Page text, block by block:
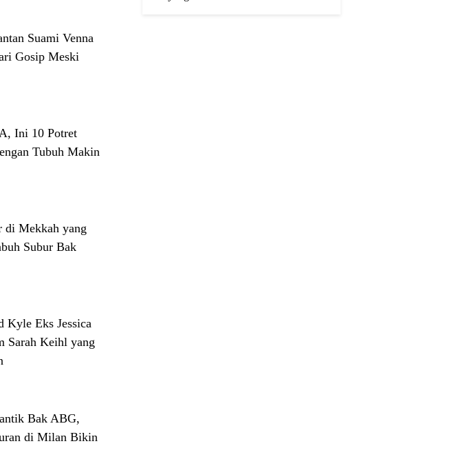
Suami Venna
Gosip Meski
Ini 10 Potret
Tubuh Makin
di Mekkah yang
Subur Bak
Kyle Eks Jessica
Sarah Keihl yang
Bak ABG,
di Milan Bikin